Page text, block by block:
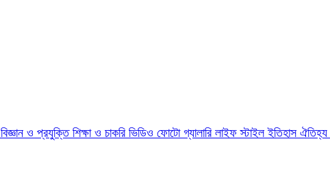
বিজ্ঞান ও প্রযুক্তি শিক্ষা ও চাকরি ভিডিও ফোটো গ্যালারি লাইফ স্টাইলইতিহাস ঐতিহ্য